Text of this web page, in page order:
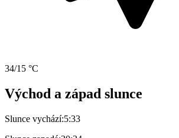
34/15 °C
Východ a západ slunce
Slunce vychází:5:33